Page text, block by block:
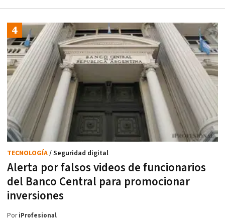
Alerta por falsos videos de funcionarios
del Banco Central para promocionar
inversiones
TECNOLOGÍA/ Seguridad digital
PoriProfesional